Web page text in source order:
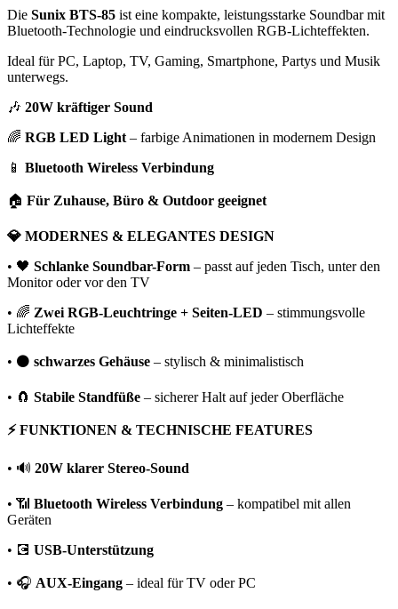
Die Sunix BTS-85 ist eine kompakte, leistungsstarke Soundbar mit
Bluetooth-Technologie und eindrucksvollen RGB-Lichteffekten.
Ideal für PC, Laptop, TV, Gaming, Smartphone, Partys und Musik
unterwegs.
🎶 20W kräftiger Sound
🌈 RGB LED Light – farbige Animationen in modernem Design
📱 Bluetooth Wireless Verbindung
🏠 Für Zuhause, Büro & Outdoor geeignet
💎 MODERNES & ELEGANTES DESIGN
• 🖤 Schlanke Soundbar-Form – passt auf jeden Tisch, unter den
Monitor oder vor den TV
• 🌈 Zwei RGB-Leuchtringe + Seiten-LED – stimmungsvolle
Lichteffekte
• ⚫ schwarzes Gehäuse – stylisch & minimalistisch
• 🧲 Stabile Standfüße – sicherer Halt auf jeder Oberfläche
⚡ FUNKTIONEN & TECHNISCHE FEATURES
• 🔊 20W klarer Stereo-Sound
• 📶 Bluetooth Wireless Verbindung – kompatibel mit allen
Geräten
• 💽 USB-Unterstützung
• 🎧 AUX-Eingang – ideal für TV oder PC